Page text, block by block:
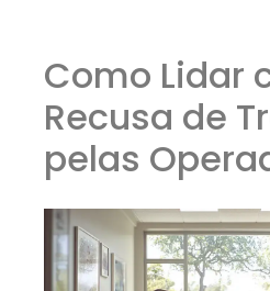
Como Lidar
Recusa de
pelas